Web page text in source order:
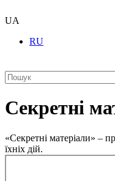
UA
RU
Секретні
«Секретні матеріали» –
їхніх дій.